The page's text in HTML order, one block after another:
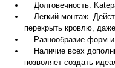
Долговечность.
Легкий монтаж.
перекрыть кровлю,
Разнообразие форм и
Наличие всех
позволяет создать